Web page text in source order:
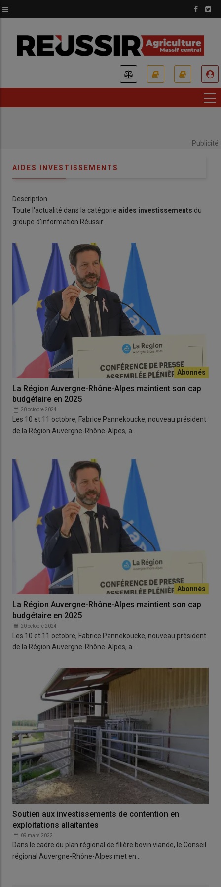
au
principal
Publicité
AIDES INVESTISSEMENTS
Description
Toute l'actualité dans la catégorie aides investissements du
groupe d'information Réussir.
La Région Auvergne-Rhône-Alpes maintient son cap
budgétaire en 2025
20 octobre 2024
Les 10 et 11 octobre, Fabrice Pannekoucke, nouveau président
de la Région Auvergne-Rhône-Alpes, a…
La Région Auvergne-Rhône-Alpes maintient son cap
budgétaire en 2025
20 octobre 2024
Les 10 et 11 octobre, Fabrice Pannekoucke, nouveau président
de la Région Auvergne-Rhône-Alpes, a…
Soutien aux investissements de contention en
exploitations allaitantes
09 mars 2022
Dans le cadre du plan régional de filière bovin viande, le Conseil
régional Auvergne-Rhône-Alpes met en…